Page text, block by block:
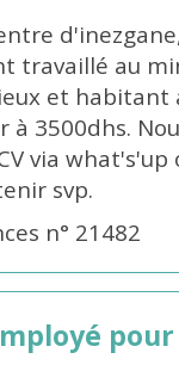
travaillé au
et habitant
à 3500dhs.
via
svp.
n° 21482